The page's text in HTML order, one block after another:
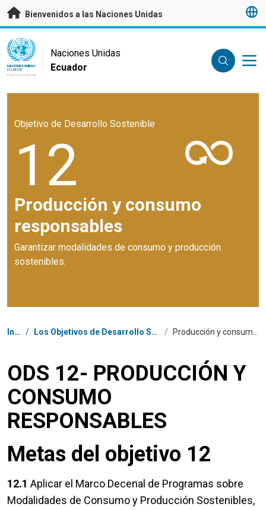
Saltar a contenido principal
Bienvenidos a las Naciones Unidas
UN Logo
NACIONES UNIDAS
ECUADOR
Naciones Unidas
Ecuador
Objetivo de Desarrollo Sostenible
12
Producción y consumo
responsables
Garantizar modalidades de consumo y producción
sostenibles.
Coordenadas dentro de la ruta de navegación
Inicio / Los Objetivos de Desarrollo Sostenible en Ecuador /
ODS 12- PRODUCCIÓN Y
CONSUMO
RESPONSABLES
Metas del objetivo 12
12.1 Aplicar el Marco Decenal de Programas sobre
Modalidades de Consumo y Producción Sostenibles,